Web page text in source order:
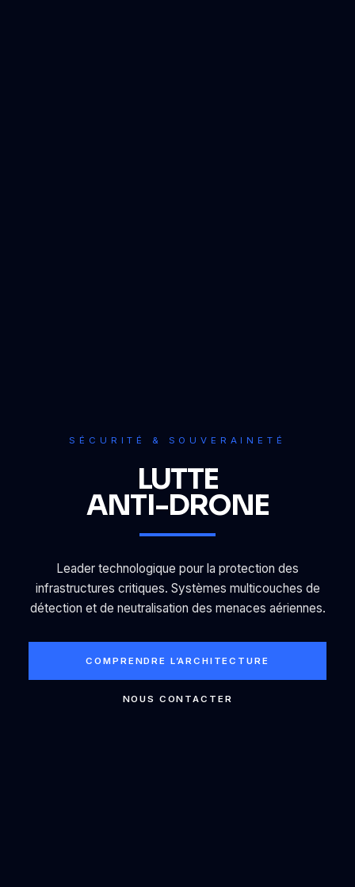
SÉCURITÉ & SOUVERAINETÉ
LUTTE
ANTI-DRONE
Leader technologique pour la protection des
infrastructures critiques. Systèmes multicouches de
détection et de neutralisation des menaces aériennes.
COMPRENDRE L’ARCHITECTURE
NOUS CONTACTER